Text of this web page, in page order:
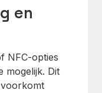
en
NFC-opties
mogelijk. Dit